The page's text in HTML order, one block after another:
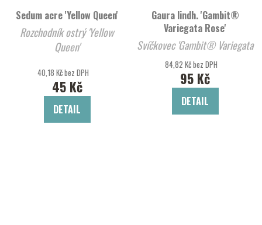
Sedum acre 'Yellow Queen'
Rozchodník ostrý 'Yellow
Queen'
40,18 Kč bez DPH
45 Kč
DETAIL
Gaura lindh. 'Gambit®
Variegata Rose'
Svíčkovec 'Gambit® Variegata
Rose'
84,82 Kč bez DPH
95 Kč
DETAIL